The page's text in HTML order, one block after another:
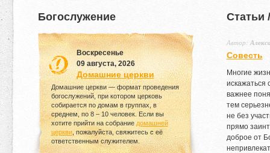
Богослужение
Воскресенье
09 августа, 2026
Домашние церкви
Домашние церкви — формат проведения
богослужений, при котором церковь
собирается по домам в группах, в
среднем, по 8– 10человек. Если вы
хотите прийти на собрание домашней
церкви, пожалуйста, свяжитесь с её
ответственным служителем.
Статьи
Автор:
Совесть
Многие
искажаться
важнее
тем
не без
прямо
доброе от